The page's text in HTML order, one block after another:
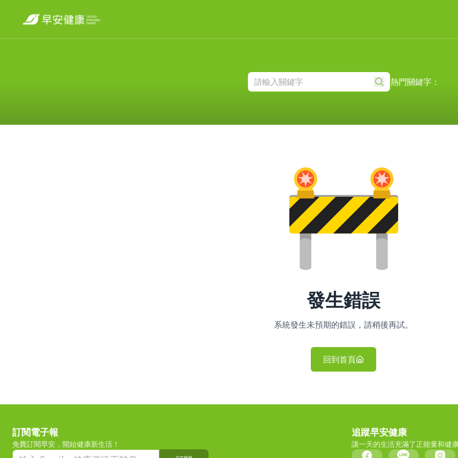
熱門關鍵字：
發生錯誤
系統發生未預期的錯誤，請稍後再試。
回到首頁
訂閱電子報
免費訂閱早安，開始健康新生活！
追蹤早安健康
讓一天的生活充滿了正能量和健